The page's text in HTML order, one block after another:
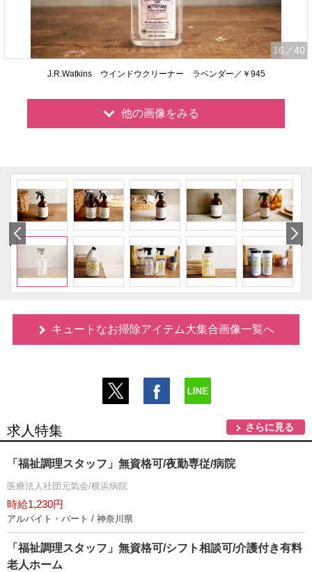
16 ／40
J.R.Watkins ウインドウクリーナー ラベンダー／￥945
他の画像をみる
キュートなお掃除アイテム大集合画像一覧へ
求人特集 さらに見る
「福祉調理スタッフ」無資格可/夜勤専従/病院
医療法人社団元気会/横浜病院
時給1,230円
アルバイト・パート / 神奈川県
「福祉調理スタッフ」無資格可/シフト相談可/介護付き有料
老人ホーム